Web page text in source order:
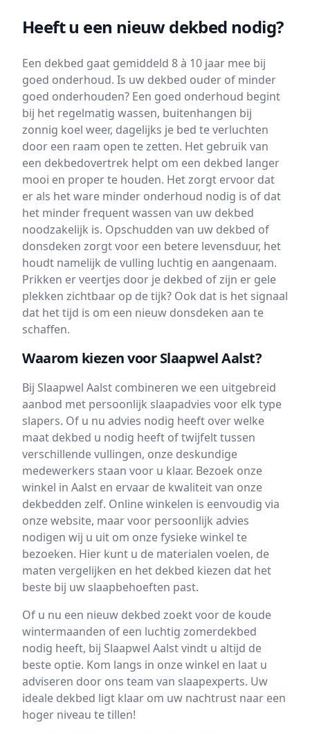
Heeft u een nieuw dekbed nodig?
Een dekbed gaat gemiddeld 8 à 10 jaar mee bij
goed onderhoud. Is uw dekbed ouder of minder
goed onderhouden? Een goed onderhoud begint
bij het regelmatig wassen, buitenhangen bij
zonnig koel weer, dagelijks je bed te verluchten
door een raam open te zetten. Het gebruik van
een dekbedovertrek helpt om een dekbed langer
mooi en proper te houden. Het zorgt ervoor dat
er als het ware minder onderhoud nodig is of dat
het minder frequent wassen van uw dekbed
noodzakelijk is. Opschudden van uw dekbed of
donsdeken zorgt voor een betere levensduur, het
houdt namelijk de vulling luchtig en aangenaam.
Prikken er veertjes door je dekbed of zijn er gele
plekken zichtbaar op de tijk? Ook dat is het signaal
dat het tijd is om een nieuw donsdeken aan te
schaffen.
Waarom kiezen voor Slaapwel Aalst?
Bij Slaapwel Aalst combineren we een uitgebreid
aanbod met persoonlijk slaapadvies voor elk type
slapers. Of u nu advies nodig heeft over welke
maat dekbed u nodig heeft of twijfelt tussen
verschillende vullingen, onze deskundige
medewerkers staan voor u klaar. Bezoek onze
winkel in Aalst en ervaar de kwaliteit van onze
dekbedden zelf. Online winkelen is eenvoudig via
onze website, maar voor persoonlijk advies
nodigen wij u uit om onze fysieke winkel te
bezoeken. Hier kunt u de materialen voelen, de
maten vergelijken en het dekbed kiezen dat het
beste bij uw slaapbehoeften past.
Of u nu een nieuw dekbed zoekt voor de koude
wintermaanden of een luchtig zomerdekbed
nodig heeft, bij Slaapwel Aalst vindt u altijd de
beste optie. Kom langs in onze winkel en laat u
adviseren door ons team van slaapexperts. Uw
ideale dekbed ligt klaar om uw nachtrust naar een
hoger niveau te tillen!